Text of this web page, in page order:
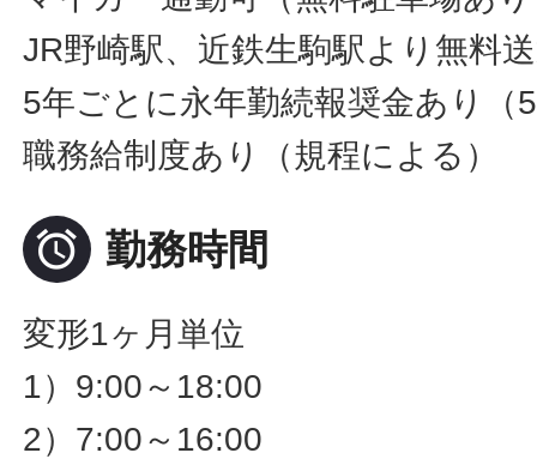
JR野崎駅、近鉄生駒駅より無料
5年ごとに永年勤続報奨金あり（
職務給制度あり（規程による）
 勤務時間
変形1ヶ月単位
1）9:00～18:00
2）7:00～16:00